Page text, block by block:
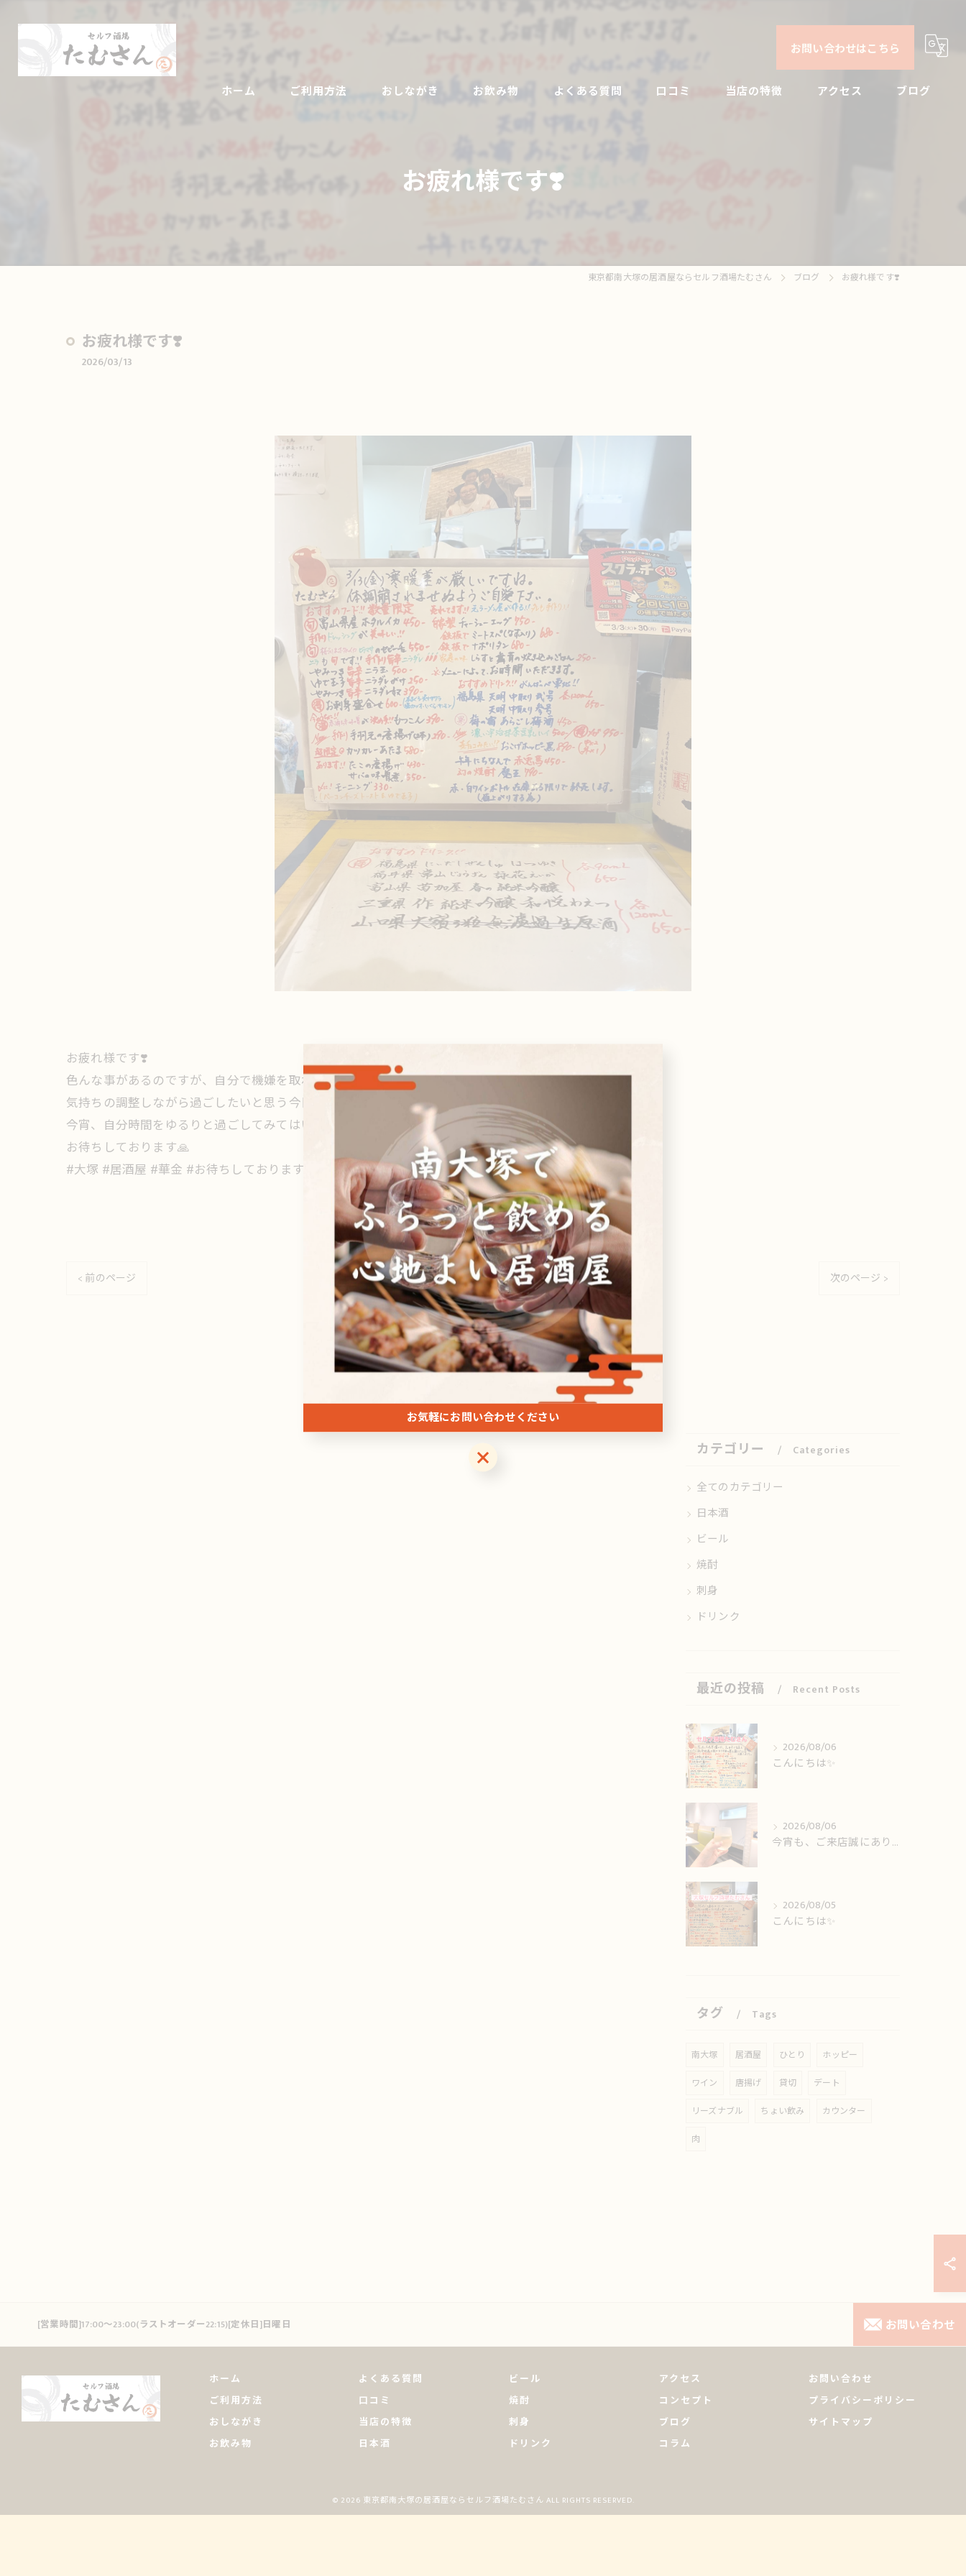
お問い合わせはこちら
ホーム ご利用方法 おしながき お飲み物 よくある質問 口コミ 当店の特徴
ドリンク
アクセス ブログ
お疲れ様です❣️
東京都南大塚の居酒屋ならセルフ酒場たむさん ブログ お疲れ様です❣️
お疲れ様です❣️
2026/03/13
お疲れ様です❣️
色んな事があるのですが、自分で機嫌を取れるように
気持ちの調整しながら過ごしたいと思う今日この頃です。
今宵、自分時間をゆるりと過ごしてみてはいかがでしょうか☺️
お待ちしております🙏
#大塚 #居酒屋 #華金 #お待ちしております #穴場
< 前のページ 一覧に戻る 次のページ >
関連タグ
カテゴリー Categories
全てのカテゴリー
日本酒
ビール
焼酎
刺身
ドリンク
最近の投稿 Recent Posts
2026/08/06
こんにちは✨️
2026/08/06
今宵も、ご来店誠にありがとうございました🙏
2026/08/05
こんにちは✨️
タグ Tags
南大塚 居酒屋 ひとり
ホッピー
ワイン
唐揚げ 貸切
デート
リーズナブル
ちょい飲み
カウンター
肉
[営業時間]17:00～23:00(ラストオーダー22:15)[定休日]日曜日 お問い合わせ
ホーム
ご利用方法
おしながき
お飲み物
よくある質問
口コミ
当店の特徴
日本酒
ビール
焼酎
刺身
ドリンク
アクセス
コンセプト
ブログ
コラム
お問い合わせ
プライバシーポリシー
サイトマップ
© 2026 東京都南大塚の居酒屋ならセルフ酒場たむさん ALL RIGHTS RESERVED.
お気軽にお問い合わせください
お気軽にお問い合わせください